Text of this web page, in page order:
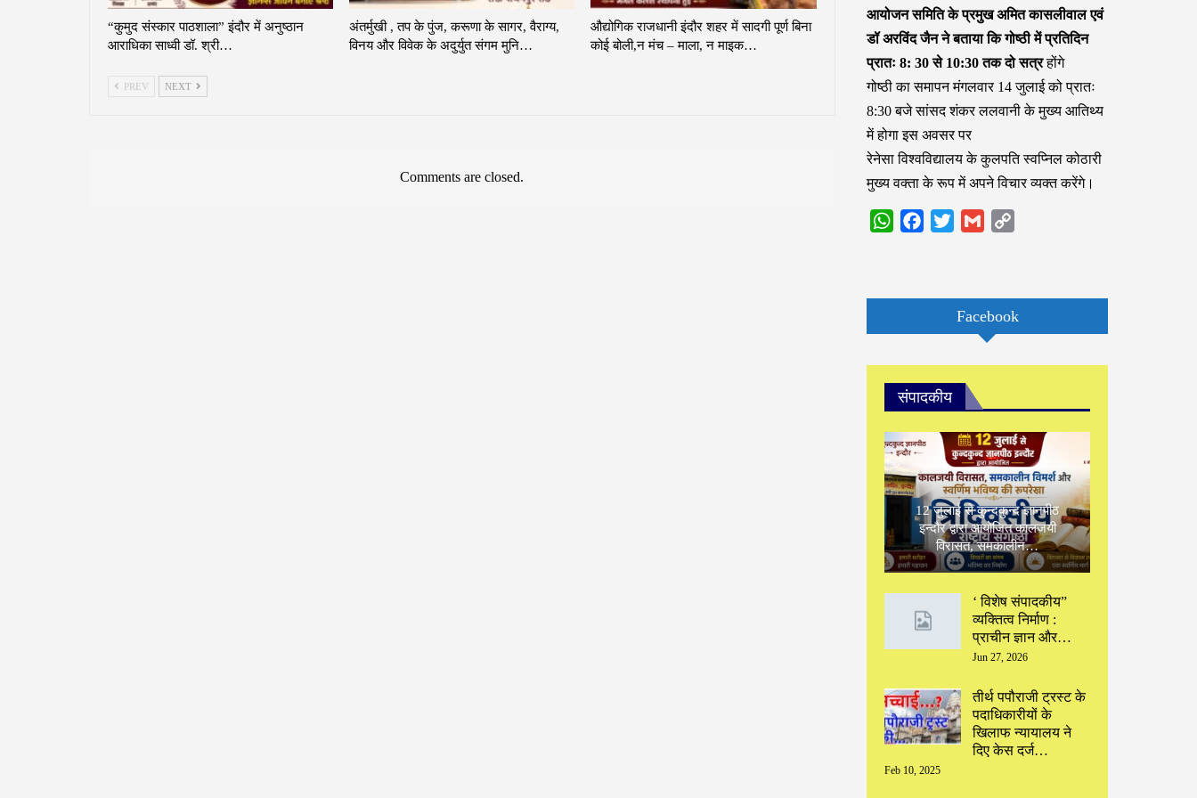
“कुमुद संस्कार पाठशाला” इंदौर में अनुष्ठान
आराधिका साध्वी डॉ. श्री…
अंतर्मुखी , तप के पुंज, करूणा के सागर, वैराग्य,
विनय और विवेक के अदुर्युत संगम मुनि…
औद्योगिक राजधानी इंदौर शहर में सादगी पूर्ण बिना
कोई बोली,न मंच – माला, न माइक…
PREV NEXT
Comments are closed.
आयोजन समिति के प्रमुख अमित कासलीवाल एवं
डॉ अरविंद जैन ने बताया कि गोष्ठी में प्रतिदिन
प्रातः 8: 30 से 10:30 तक दो सत्रहोंगे
गोष्ठी का समापन मंगलवार 14 जुलाई को प्रातः
8:30 बजे सांसद शंकर ललवानी के मुख्य आतिथ्य
में होगा इस अवसर पर
रेनेसा विश्वविद्यालय के कुलपति स्वप्निल कोठारी
मुख्य वक्ता के रूप में अपने विचार व्यक्त करेंगे।
WhatsAppFacebook
Twitter Gmail
Facebook
संपादकीय
12 जुलाई से कुन्दकुन्द ज्ञानपीठ
इन्दौर द्वारा आयोजित कालजयी
विरासत, समकालीन…
‘ विशेष संपादकीय”
‌व्यक्तित्व निर्माण :
प्राचीन ज्ञान और…
Jun 27, 2026
तीर्थ पपौराजी ट्रस्ट के
पदाधिकारीयों के
खिलाफ न्यायालय ने
दिए केस दर्ज…
Feb 10, 2025